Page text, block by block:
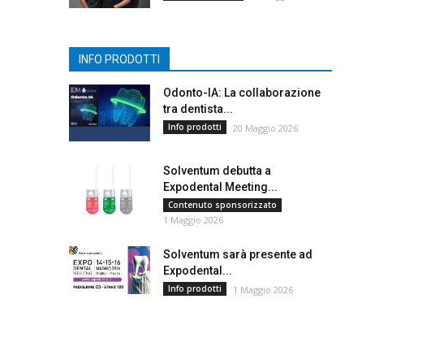
INFO PRODOTTI
Odonto-IA: La collaborazione
tra dentista...
Info prodotti 20 Maggio 2026
Solventum debutta a
Expodental Meeting...
Contenuto sponsorizzato
1 Maggio 2026
Solventum sarà presente ad
Expodental...
Info prodotti 1 Maggio 2026